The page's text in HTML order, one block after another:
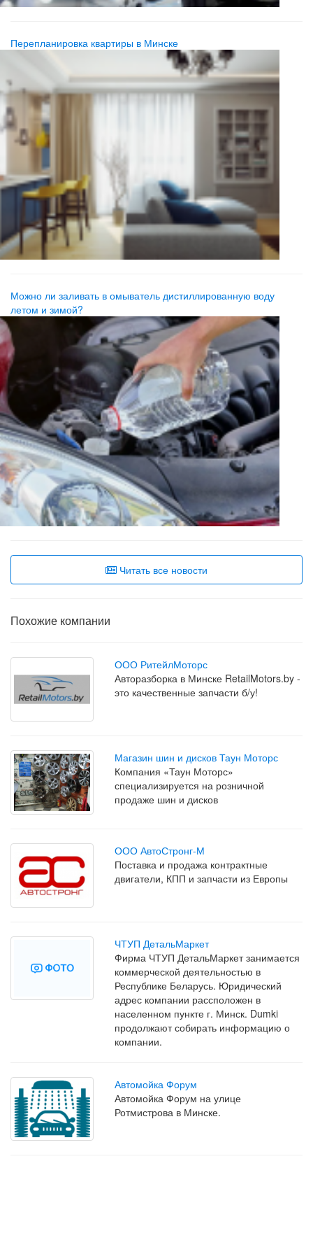
Перепланировка квартиры в Минске
Можно ли заливать в омыватель дистиллированную воду
летом и зимой?
Читать все новости
Похожие компании
ООО РитейлМоторс
Авторазборка в Минске RetailMotors.by -
это качественные запчасти б/у!
Магазин шин и дисков Таун Моторс
Компания «Таун Моторс»
специализируется на розничной
продаже шин и дисков
ООО АвтоСтронг-М
Поставка и продажа контрактные
двигатели, КПП и запчасти из Европы
ЧТУП ДетальМаркет
Фирма ЧТУП ДетальМаркет занимается
коммерческой деятельностью в
Республике Беларусь. Юридический
адрес компании рассположен в
населенном пункте г. Минск. Dumki
продолжают собирать информацию о
компании.
Автомойка Форум
Автомойка Форум на улице
Ротмистрова в Минске.